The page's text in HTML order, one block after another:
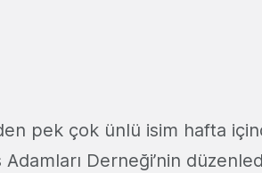
pek çok ünlü isim hafta
Derneği’nin